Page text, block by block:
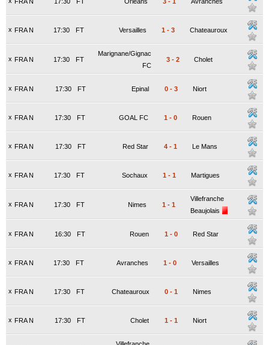
x FRA N FT
17:30 Versailles 1 - 3 Chateauroux
x FRA N FT
17:30
Marignane/Gignac
FC
3 - 2 Cholet
x FRA N FT
17:30 Epinal 0 - 3 Niort
x FRA N FT
17:30 GOAL FC 1 - 0 Rouen
x FRA N FT
17:30 Red Star 4 - 1 Le Mans
x FRA N FT
17:30 Sochaux 1 - 1 Martigues
x FRA N FT
17:30 Nimes 1 - 1
Villefranche
Beaujolais
x FRA N FT
16:30 Rouen 1 - 0 Red Star
x FRA N FT
17:30 Avranches 1 - 0 Versailles
x FRA N FT
17:30 Chateauroux 0 - 1 Nimes
x FRA N FT
17:30 Cholet 1 - 1 Niort